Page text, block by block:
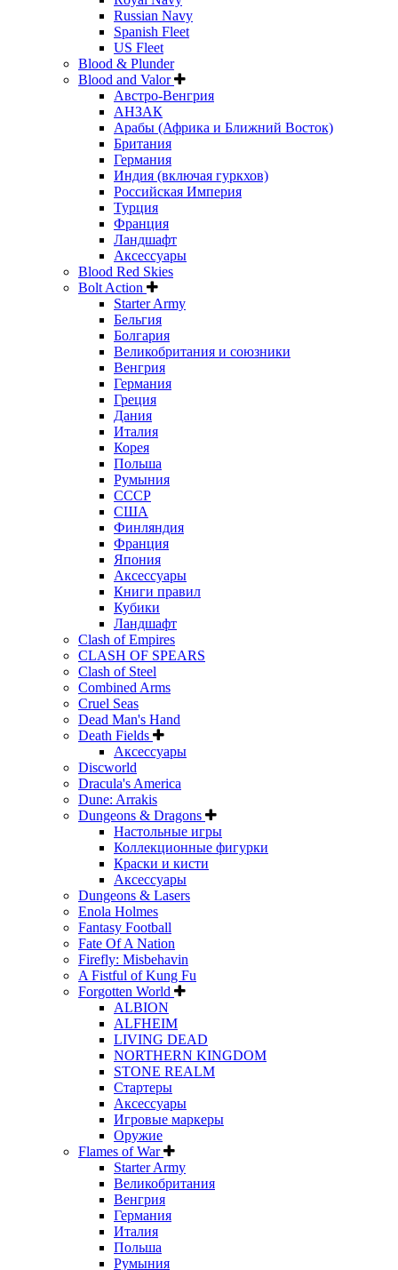
Russian Navy
Spanish Fleet
US Fleet
Blood & Plunder
Blood and Valor
Австро-Венгрия
АНЗАК
Арабы (Африка и Ближний Восток)
Британия
Германия
Индия (включая гуркхов)
Российская Империя
Турция
Франция
Ландшафт
Аксессуары
Blood Red Skies
Bolt Action
Starter Army
Бельгия
Болгария
Великобритания и союзники
Венгрия
Германия
Греция
Дания
Италия
Корея
Польша
Румыния
СССР
США
Финляндия
Франция
Япония
Аксессуары
Книги правил
Кубики
Ландшафт
Clash of Empires
CLASH OF SPEARS
Clash of Steel
Combined Arms
Cruel Seas
Dead Man's Hand
Death Fields
Аксессуары
Discworld
Dracula's America
Dune: Arrakis
Dungeons & Dragons
Настольные игры
Коллекционные фигурки
Краски и кисти
Аксессуары
Dungeons & Lasers
Enola Holmes
Fantasy Football
Fate Of A Nation
Firefly: Misbehavin
A Fistful of Kung Fu
Forgotten World
ALBION
ALFHEIM
LIVING DEAD
NORTHERN KINGDOM
STONE REALM
Стартеры
Аксессуары
Игровые маркеры
Оружие
Flames of War
Starter Army
Великобритания
Венгрия
Германия
Италия
Польша
Румыния